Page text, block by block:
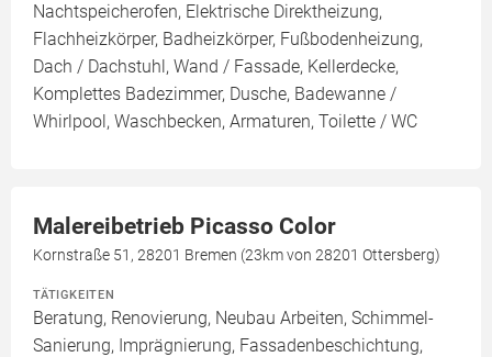
Nachtspeicherofen, Elektrische Direktheizung,
Flachheizkörper, Badheizkörper, Fußbodenheizung,
Dach / Dachstuhl, Wand / Fassade, Kellerdecke,
Komplettes Badezimmer, Dusche, Badewanne /
Whirlpool, Waschbecken, Armaturen, Toilette / WC
Malereibetrieb Picasso Color
Kornstraße 51, 28201 Bremen (23km von 28201 Ottersberg)
TÄTIGKEITEN
Beratung, Renovierung, Neubau Arbeiten, Schimmel-
Sanierung, Imprägnierung, Fassadenbeschichtung,